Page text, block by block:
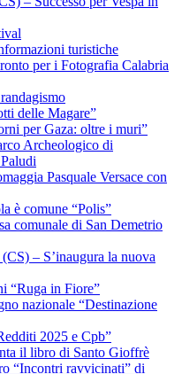
turistiche
per i Fotografia Calabria
delle Magare”
per Gaza: oltre i muri”
Archeologico di
Pasquale Versace con
è comune “Polis”
comunale di San Demetrio
– S’inaugura la nuova
“Ruga in Fiore”
nazionale “Destinazione
2025 e Cpb”
il libro di Santo Gioffrè
“Incontri ravvicinati” di